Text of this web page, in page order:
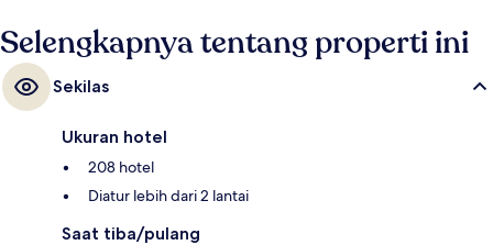
Selengkapnya tentang properti ini
Sekilas
Ukuran hotel
208 hotel
Diatur lebih dari 2 lantai
Saat tiba/pulang